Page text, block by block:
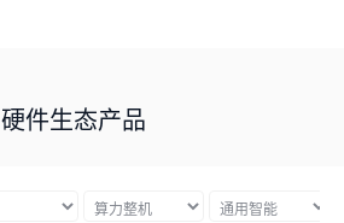
硬件生态产品